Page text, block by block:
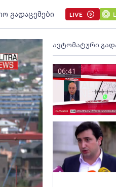
გადაცემები LIVE
ავტომატური
06:41